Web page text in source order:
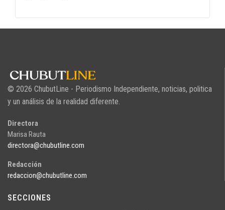
© 2026 ChubutLine - Periodismo Independiente, noticias, politica
y un análisis de la realidad diferente.
Directora
Marisa Rauta
directora@chubutline.com
Redacción
redaccion@chubutline.com
SECCIONES